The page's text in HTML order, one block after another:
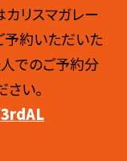
カリスマガレー
予約いただいた
でのご予約分
い。